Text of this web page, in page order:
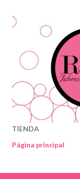
TIENDA
Página principal